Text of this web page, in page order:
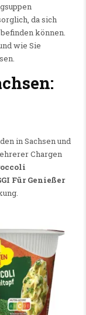
da sich
können.
wie Sie
in Sachsen und
Chargen
Für Genießer